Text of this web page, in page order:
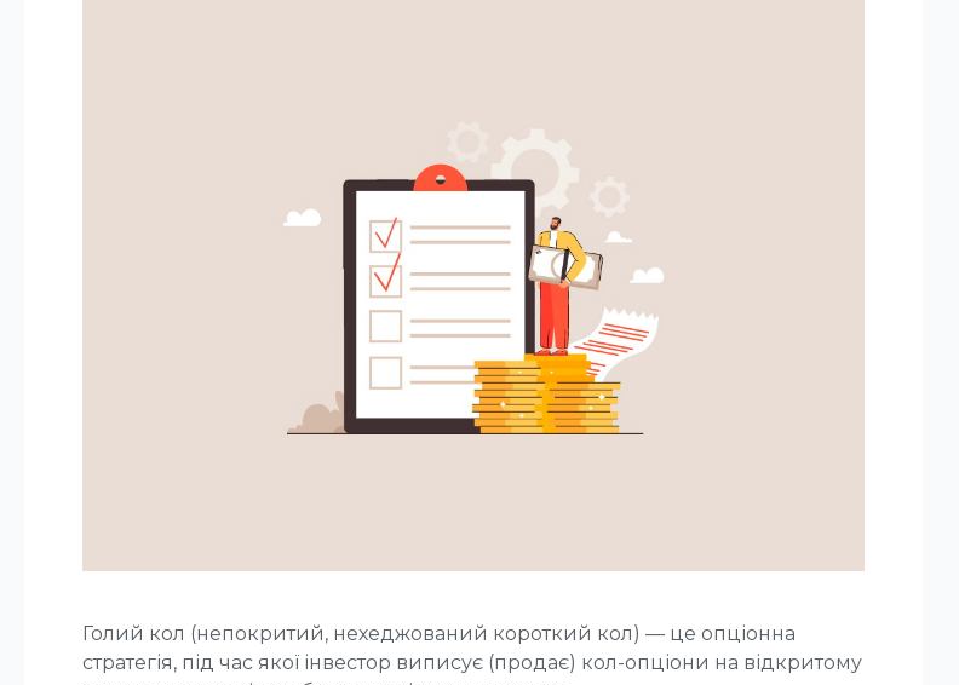
Голий кол (непокритий, нехеджований короткий кол) — це опціонна
стратегія, під час якої інвестор виписує (продає) кол-опціони на відкритому